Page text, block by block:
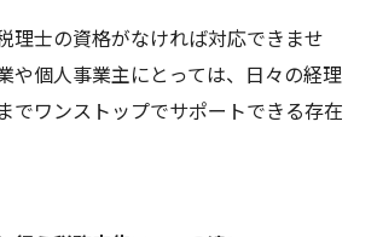
理士の資格がなければ対応できませ
や個人事業主にとっては、日々の経理
でワンストップでサポートできる存在